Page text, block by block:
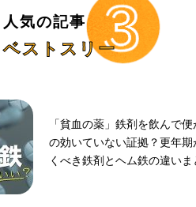
人気の記事
ベストスリー
「貧血の薬」鉄剤を飲んで
の効いていない証拠？更年期
くべき鉄剤とヘム鉄の違い